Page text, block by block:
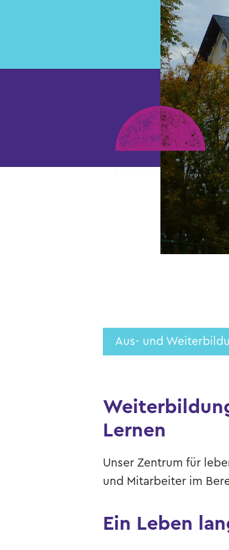
Aus- und Weiterbildung
Aus- und
Lernen
Unser Zentrum für
und Mitarbeiter im
Ein Leben